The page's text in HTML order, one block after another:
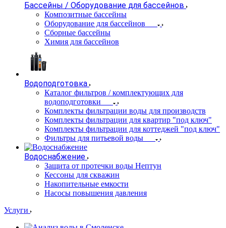
Бассейны / Оборудование для бассейнов
Композитные бассейны
Оборудование для бассейнов
Сборные бассейны
Химия для бассейнов
Водоподготовка
Каталог фильтров / комплектующих для
водоподготовки
Комплекты фильтрации воды для производств
Комплекты фильтрации для квартир "под ключ"
Комплекты фильтрации для коттеджей "под ключ"
Фильтры для питьевой воды
Водоснабжение
Защита от протечки воды Нептун
Кессоны для скважин
Накопительные емкости
Насосы повышения давления
Услуги